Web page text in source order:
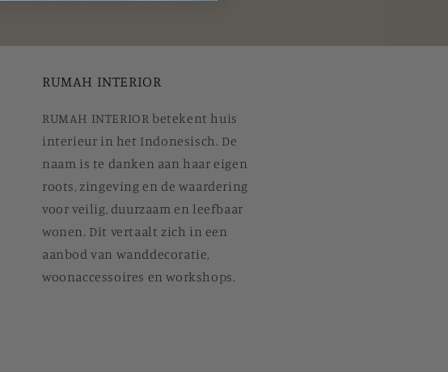
RUMAH INTERIOR
RUMAH INTERIOR betekent huis
interieur in het Indonesisch. De
naam is te danken aan haar eigen
roots, zingeving en de waardering
voor veilig, duurzaam en leefbaar
wonen. Dit vertaalt zich in een
aanbod van wanddecoratie,
woonaccessoires en workshops.